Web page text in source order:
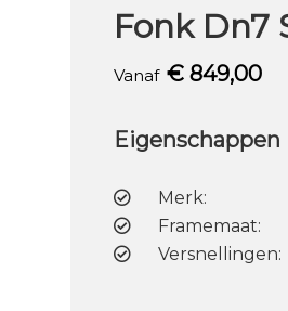
Fonk Dn7
Vanaf € 849,00
Eigenschappen
Merk:
Framemaat:
Versnellingen: